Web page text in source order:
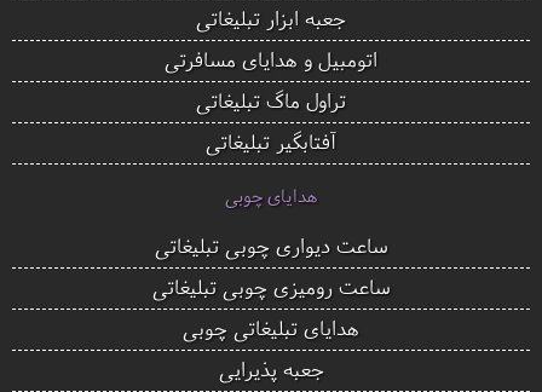
جعبه ابزار تبلیغاتی
اتومبیل و هدایای مسافرتی
تراول ماگ تبلیغاتی
آفتابگیر تبلیغاتی
هدایای چوبی
ساعت دیواری چوبی تبلیغاتی
ساعت رومیزی چوبی تبلیغاتی
هدایای تبلیغاتی چوبی
جعبه پذیرایی